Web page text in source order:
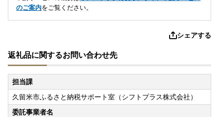
のご案内をご覧ください。
シェアする
返礼品に関するお問い合わせ先
担当課
久留米市ふるさと納税サポート室（シフトプラス株式会社）
委託事業者名